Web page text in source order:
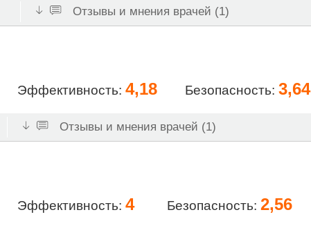
Отзывы и мнения врачей (1)
Эффективность: 4,18 Безопасность: 3,64
Отзывы и мнения врачей (1)
Эффективность: 4 Безопасность: 2,56